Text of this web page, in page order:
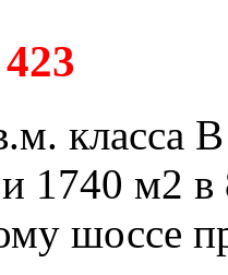
423
класса
и 1740 м2
шоссе